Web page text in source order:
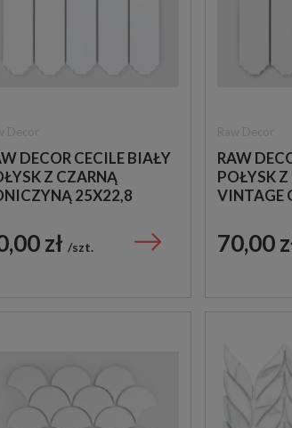
DECOR CECILE BIAŁY
Z CZARNĄ
25X22,8
zł szt.
RAW
POŁYSK
VINTAGE
70,00